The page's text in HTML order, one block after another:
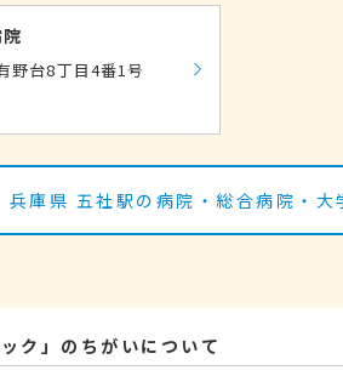
野台8丁目4番1号
兵庫県 五社駅の病院・総合病院・大
ク」のちがいについて